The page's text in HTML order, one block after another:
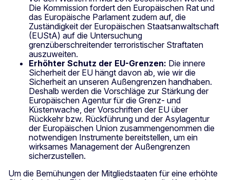
Die Kommission fordert den Europäischen Rat und
das Europäische Parlament zudem auf, die
Zuständigkeit der Europäischen Staatsanwaltschaft
(EUStA) auf die Untersuchung
grenzüberschreitender terroristischer Straftaten
auszuweiten.
Erhöhter Schutz der EU-Grenzen: Die innere
Sicherheit der EU hängt davon ab, wie wir die
Sicherheit an unseren Außengrenzen handhaben.
Deshalb werden die Vorschläge zur Stärkung der
Europäischen Agentur für die Grenz- und
Küstenwache, der Vorschriften der EU über
Rückkehr bzw. Rückführung und der Asylagentur
der Europäischen Union zusammengenommen die
notwendigen Instrumente bereitstellen, um ein
wirksames Management der Außengrenzen
sicherzustellen.
Um die Bemühungen der Mitgliedstaaten für eine erhöhte